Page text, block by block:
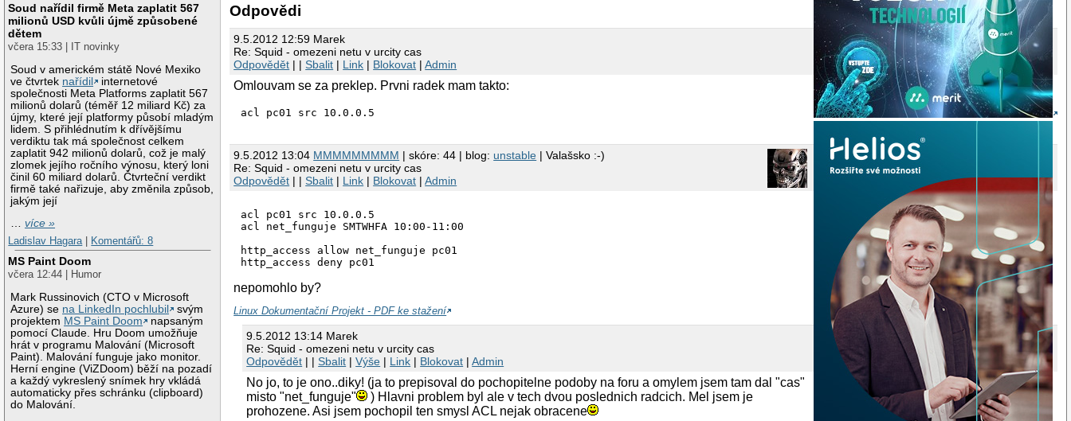
Soud nařídil firmě Meta zaplatit 567
milionů USD kvůli újmě způsobené
dětem
včera 15:33 | IT novinky
Soud v americkém státě Nové Mexiko
ve čtvrtek nařídil
internetové
společnosti Meta Platforms zaplatit 567
milionů dolarů (téměř 12 miliard Kč) za
újmy, které její platformy působí mladým
lidem. S přihlédnutím k dřívějšímu
verdiktu tak má společnost celkem
zaplatit 942 milionů dolarů, což je malý
zlomek jejího ročního výnosu, který loni
činil 60 miliard dolarů. Čtvrteční verdikt
firmě také nařizuje, aby změnila způsob,
jakým její
…více »
Ladislav Hagara
Komentářů: 8
MS Paint Doom
včera 12:44 | Humor
Mark Russinovich (CTO v Microsoft
Azure) se na LinkedIn pochlubil
svým
projektem MS Paint Doom
napsaným
pomocí Claude. Hru Doom umožňuje
hrát v programu Malování (Microsoft
Paint). Malování funguje jako monitor.
Herní engine (ViZDoom) běží na pozadí
a každý vykreslený snímek hry vkládá
automaticky přes schránku (clipboard)
do Malování.
Odpovědi
9.5.2012 12:59 Marek
Re: Squid - omezeni netu v urcity cas
Odpovědět | |Sbalit | Link | Blokovat |Admin
Omlouvam se za preklep. Prvni radek mam takto:
acl pc01 src 10.0.0.5
9.5.2012 13:04 MMMMMMMMM | skóre: 44 | blog: unstable | Valašsko :-)
Re: Squid - omezeni netu v urcity cas
Odpovědět | |Sbalit | Link | Blokovat |Admin
acl pc01 src 10.0.0.5
acl net_funguje SMTWHFA 10:00-11:00
http_access allow net_funguje pc01
nepomohlo by?
Linux Dokumentační Projekt - PDF ke stažení
9.5.2012 13:14 Marek
Re: Squid - omezeni netu v urcity cas
Odpovědět | |Sbalit |Výše | Link | Blokovat |Admin
No jo, to je ono..diky! (ja to prepisoval do pochopitelne podoby na foru a omylem jsem tam dal "cas"
misto "net_funguje"
) Hlavni problem byl ale v tech dvou poslednich radcich. Mel jsem je
prohozene. Asi jsem pochopil ten smysl ACL nejak obracene